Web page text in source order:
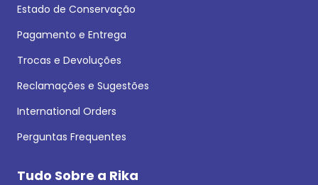
Estado de Conservação
Pagamento e Entrega
Trocas e Devoluções
Reclamações e Sugestões
International Orders
Perguntas Frequentes
Tudo Sobre a Rika